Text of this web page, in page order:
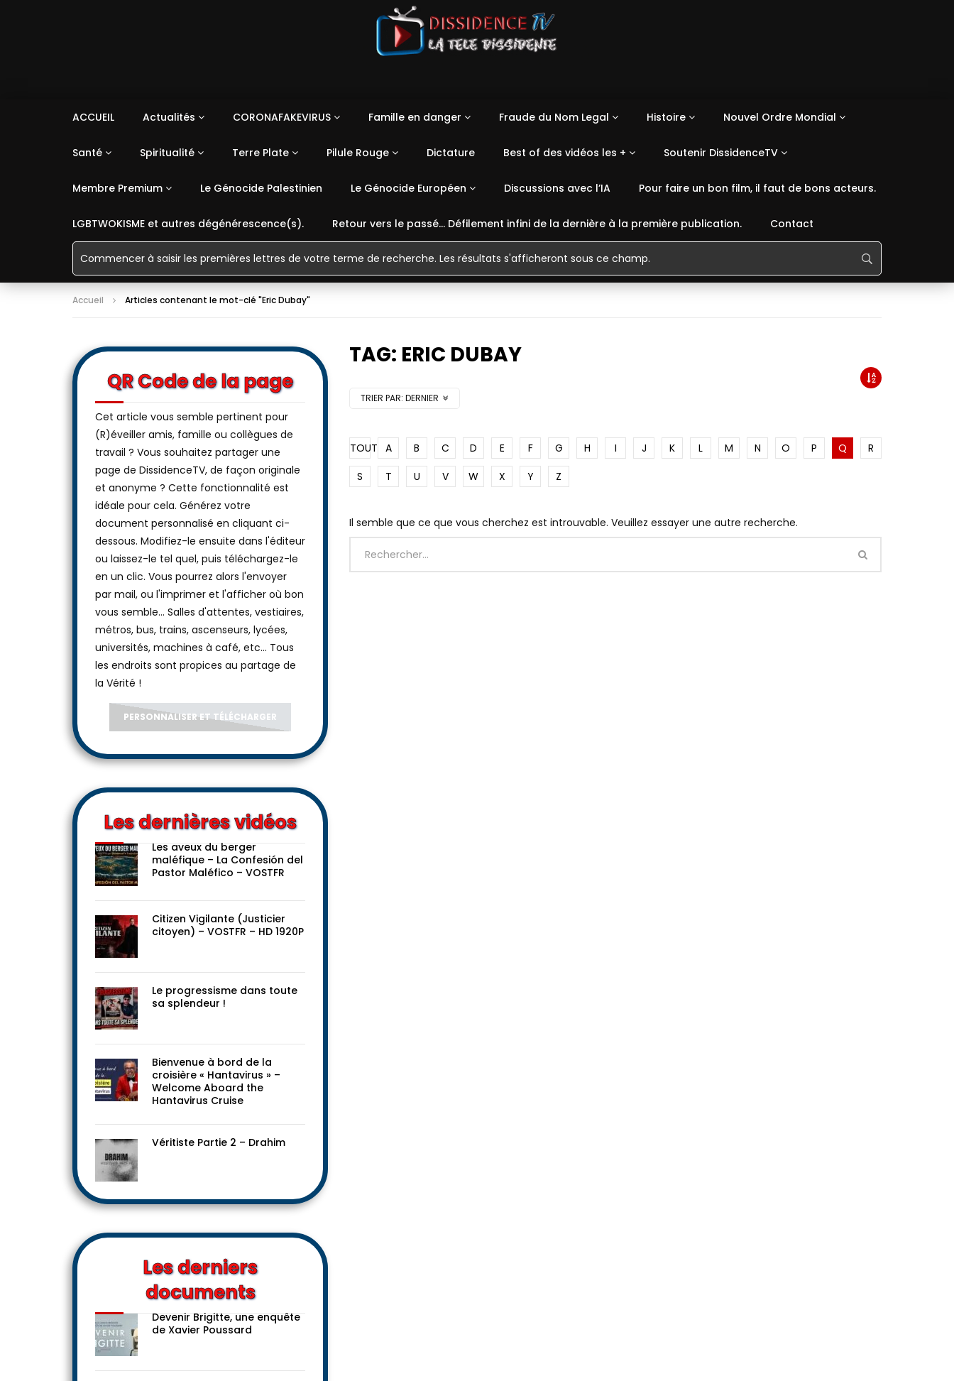
ACCUEIL Actualités CORONAFAKEVIRUS Famille en danger Fraude du Nom Legal Histoire Nouvel Ordre Mondial
Santé Spiritualité Terre Plate Pilule Rouge Dictature Best of des vidéos les + Soutenir DissidenceTV
Membre Premium Le Génocide Palestinien Le Génocide Européen Discussions avec l’IA Pour faire un bon film, il faut de bons acteurs.
LGBTWOKISME et autres dégénérescence(s). Retour vers le passé… Défilement infini de la dernière à la première publication. Contact
Accueil Articles contenant le mot-clé "Eric Dubay"
TAG: ERIC DUBAY
TRIER PAR: DERNIER
TOUT A B C D E F G H I J K L M N O P Q
R
S
T U V W X Y Z
Il semble que ce que vous cherchez est introuvable. Veuillez essayer une autre recherche.
QR Code de la page
Cet article vous semble pertinent pour
(R)éveiller amis, famille ou collègues de
travail ? Vous souhaitez partager une
page de DissidenceTV, de façon originale
et anonyme ? Cette fonctionnalité est
idéale pour cela. Générez votre
document personnalisé en cliquant ci-
dessous. Modifiez-le ensuite dans l'éditeur
ou laissez-le tel quel, puis téléchargez-le
en un clic. Vous pourrez alors l'envoyer
par mail, ou l'imprimer et l'afficher où bon
vous semble… Salles d'attentes, vestiaires,
métros, bus, trains, ascenseurs, lycées,
universités, machines à café, etc... Tous
les endroits sont propices au partage de
la Vérité !
PERSONNALISER ET TÉLÉCHARGER
Les dernières vidéos
Les aveux du berger
maléfique – La Confesión del
Pastor Maléfico – VOSTFR
Citizen Vigilante (Justicier
citoyen) – VOSTFR – HD 1920P
Le progressisme dans toute
sa splendeur !
Bienvenue à bord de la
croisière « Hantavirus » –
Welcome Aboard the
Hantavirus Cruise
Véritiste Partie 2 – Drahim
Les derniers
documents
Devenir Brigitte, une enquête
de Xavier Poussard